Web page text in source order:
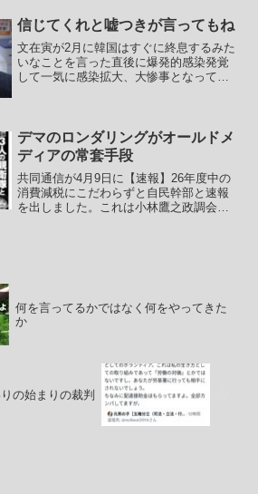
本部を開き、措置を受けた「緊急対応パ
ッケージ」の一環...
信じてくれと嘘つきが言ってもね
文在寅が2月に韓国はすぐに終息するみた
いなことを言った直後に爆発的感染発覚
して一気に感染拡大、大惨事となってい
寅（ムン・ジェイ...
デマのロンダリングがオールドメ
ディアの常套手段
共同通信が4月9日に【速報】26年度中の
消費減税にこだわらずと自民幹部と速報
を出しました。これは小林鷹之政調会長
何を言ってるかではなく何をやってきた
か
の始まりの裁判